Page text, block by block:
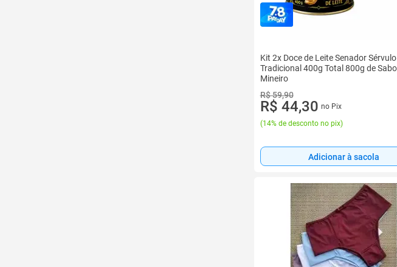
Kit 2x Doce de Leite Senador Sérvulo
Tradicional 400g Total 800g de
Mineiro
R$ 59,90
R$ 44,30 no Pix
(14% de desconto no pix)
Adicionar à sacola